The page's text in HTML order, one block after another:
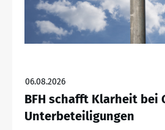
06.08.2026
BFH schafft Klarheit bei
Unterbeteiligungen